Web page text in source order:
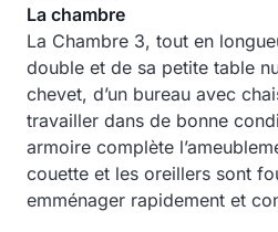
La chambre
La Chambre 3, tout en
double et de sa petite table
chevet, d’un bureau avec
travailler dans de bonne
armoire complète
couette et les oreillers sont
emménager rapidement et